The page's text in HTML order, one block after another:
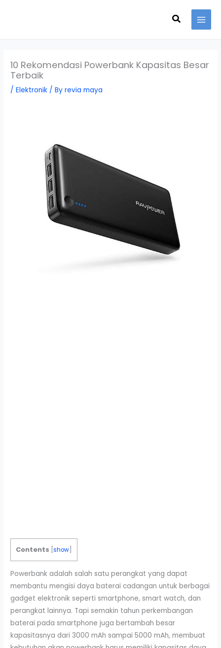
Search
10 Rekomendasi Powerbank Kapasitas Besar
Terbaik
/Elektronik / Byrevia maya
Contents [show
Powerbank adalah salah satu perangkat yang dapat
membantu mengisi daya baterai cadangan untuk berbagai
gadget elektronik seperti smartphone, smart watch, dan
perangkat lainnya. Tapi semakin tahun perkembangan
baterai pada smartphone juga bertambah besar
kapasitasnya dari 3000 mAh sampai 5000 mAh, membuat